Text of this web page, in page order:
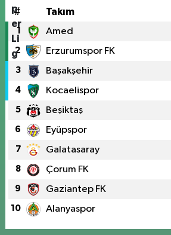
# Takım
1 Amed
2 Erzurumspor FK
3 Başakşehir
4 Kocaelispor
5 Beşiktaş
6 Eyüpspor
7 Galatasaray
8 Çorum FK
9 Gaziantep FK
10 Alanyaspor